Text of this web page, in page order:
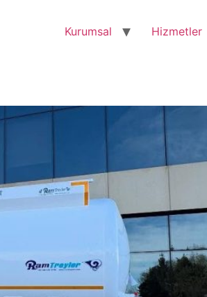
Kurumsal Hizmetler